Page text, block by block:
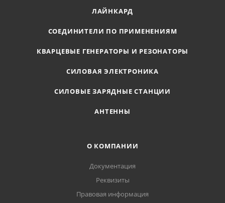
ЛАЙНКАРД
СОЕДИНИТЕЛИ ПО ПРИМЕНЕНИЯМ
КВАРЦЕВЫЕ ГЕНЕРАТОРЫ И РЕЗОНАТОРЫ
СИЛОВАЯ ЭЛЕКТРОНИКА
СИЛОВЫЕ ЗАРЯДНЫЕ СТАНЦИИ
АНТЕННЫ
О КОМПАНИИ
Документация
Реквизиты
Правовая информация